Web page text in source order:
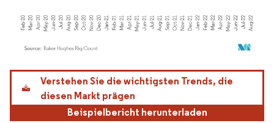
Bild © Mordor Intelligence. Wiederverwendung erfordert Namensnennung gemäß
Verstehen Sie die wichtigsten Trends, die
diesen Markt prägen
Beispielbericht herunterladen